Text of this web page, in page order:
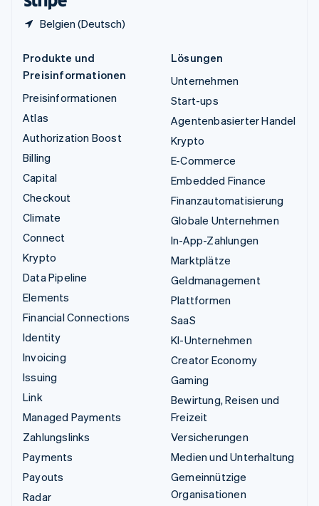
Belgien (Deutsch)
Produkte und
Preisinformationen
Preisinformationen
Atlas
Authorization Boost
Billing
Capital
Checkout
Climate
Connect
Krypto
Data Pipeline
Elements
Financial Connections
Identity
Invoicing
Issuing
Link
Managed Payments
Zahlungslinks
Payments
Payouts
Radar
Lösungen
Unternehmen
Start-ups
Agentenbasierter Handel
Krypto
E-Commerce
Embedded Finance
Finanzautomatisierung
Globale Unternehmen
In-App-Zahlungen
Marktplätze
Geldmanagement
Plattformen
SaaS
KI-Unternehmen
Creator Economy
Gaming
Bewirtung, Reisen und
Freizeit
Versicherungen
Medien und Unterhaltung
Gemeinnützige
Organisationen